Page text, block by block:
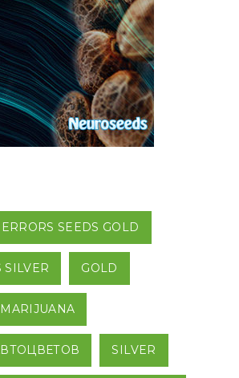
ERRORS SEEDS GOLD
SILVER GOLD
MARIJUANA
SILVER